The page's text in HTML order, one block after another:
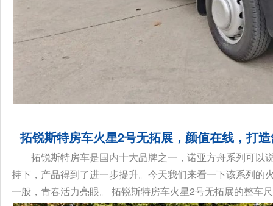
拓锐斯特房车火星2号无拓展，颜值在线，打
拓锐斯特房车是国内十大品牌之一，诺亚方舟系列可
持下，产品得到了进一步提升。今天我们来看一下该系列
一般，青春活力亮眼。 拓锐斯特房车火星2号无拓展的整车